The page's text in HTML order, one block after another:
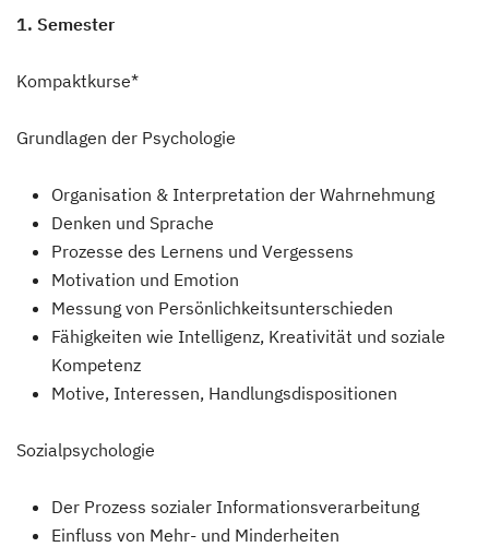
1. Semester
Kompaktkurse*
Grundlagen der Psychologie
Organisation & Interpretation der Wahrnehmung
Denken und Sprache
Prozesse des Lernens und Vergessens
Motivation und Emotion
Messung von Persönlichkeitsunterschieden
Fähigkeiten wie Intelligenz, Kreativität und soziale
Kompetenz
Motive, Interessen, Handlungsdispositionen
Sozialpsychologie
Der Prozess sozialer Informationsverarbeitung
Einfluss von Mehr- und Minderheiten